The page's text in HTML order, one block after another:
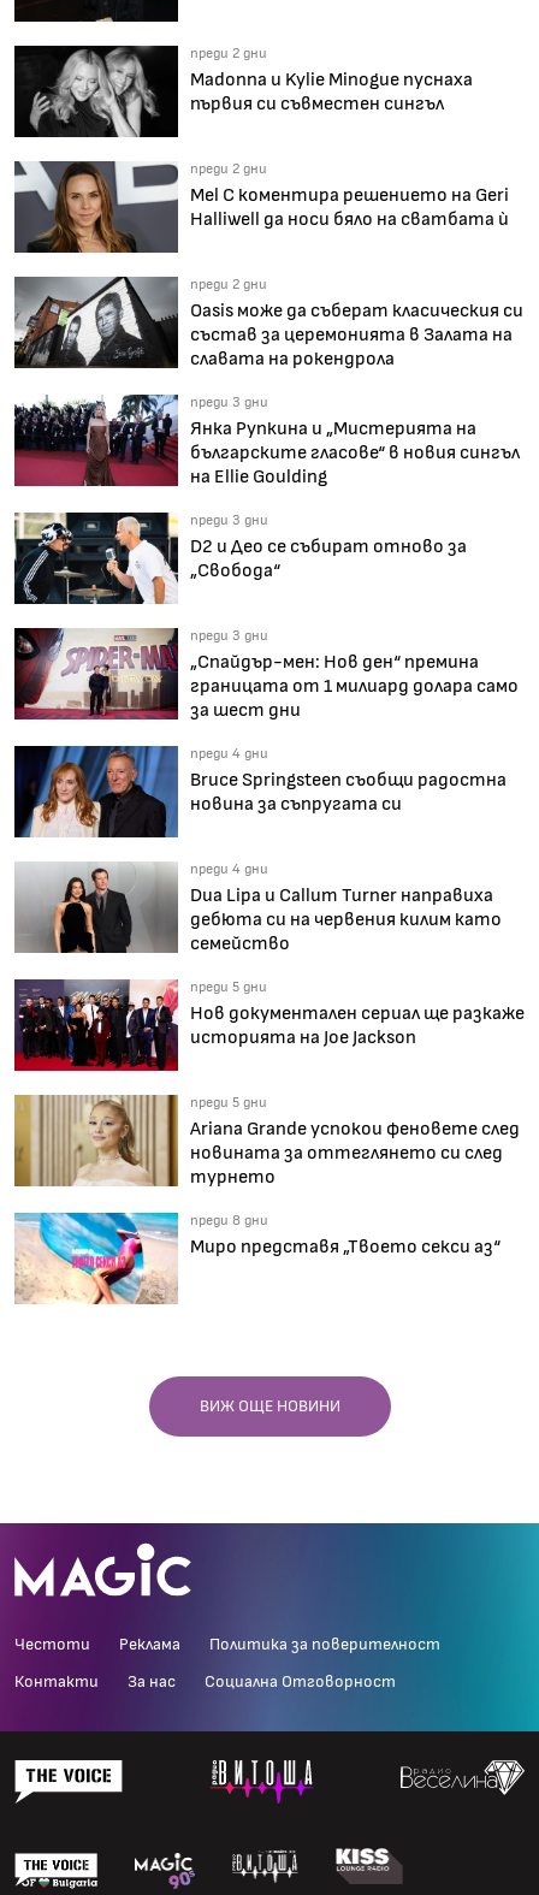
преди 2 дни
Madonna и Kylie Minogue пуснаха
първия си съвместен сингъл
преди 2 дни
Mel C коментира решението на Geri
Halliwell да носи бяло на сватбата ѝ
преди 2 дни
Oasis може да съберат класическия си
състав за церемонията в Залата на
славата на рокендрола
преди 3 дни
Янка Рупкина и „Мистерията на
българските гласове“ в новия сингъл
на Ellie Goulding
преди 3 дни
D2 и Део се събират отново за
„Свобода“
преди 3 дни
„Спайдър-мен: Нов ден“ премина
границата от 1 милиард долара само
за шест дни
преди 4 дни
Bruce Springsteen съобщи радостна
новина за съпругата си
преди 4 дни
Dua Lipa и Callum Turner направиха
дебюта си на червения килим като
семейство
преди 5 дни
Нов документален сериал ще разкаже
историята на Joe Jackson
преди 5 дни
Ariana Grande успокои феновете след
новината за оттеглянето си след
турнето
преди 8 дни
Миро представя „Твоето секси аз“
ВИЖ ОЩЕ НОВИНИ
Честоти Реклама Политика за поверителност
Контакти За нас Социална Отговорност